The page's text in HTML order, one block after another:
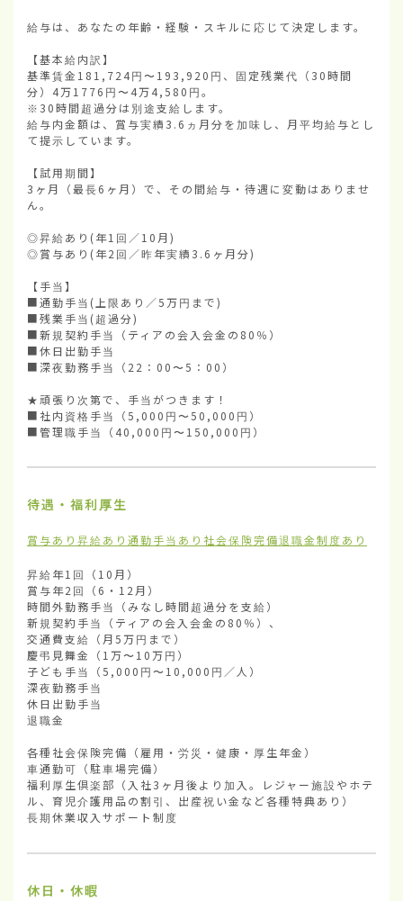
給与は、あなたの年齢・経験・スキルに応じて決定します。
【基本給内訳】
基準賃金181,724円〜193,920円、固定残業代（30時間
分）4万1776円〜4万4,580円。
※30時間超過分は別途支給します。
給与内金額は、賞与実績3.6ヵ月分を加味し、月平均給与とし
て提示しています。
【試用期間】
3ヶ月（最長6ヶ月）で、その間給与・待遇に変動はありませ
ん。
◎昇給あり(年1回／10月)
◎賞与あり(年2回／昨年実績3.6ヶ月分)
【手当】
■通勤手当(上限あり／5万円まで)
■残業手当(超過分)
■新規契約手当（ティアの会入会金の80％）
■休日出勤手当
■深夜勤務手当（22：00〜5：00）
★頑張り次第で、手当がつきます！
■社内資格手当（5,000円〜50,000円）
■管理職手当（40,000円〜150,000円）
待遇・福利厚生
賞与あり 昇給あり 通勤手当あり 社会保険完備退職金制度あり
昇給年1回（10月）
賞与年2回（6・12月）
時間外勤務手当（みなし時間超過分を支給）
新規契約手当（ティアの会入会金の80％）、
交通費支給（月5万円まで）
慶弔見舞金（1万〜10万円）
子ども手当（5,000円〜10,000円／人）
深夜勤務手当
休日出勤手当
退職金
各種社会保険完備（雇用・労災・健康・厚生年金）
車通勤可（駐車場完備）
福利厚生倶楽部（入社3ヶ月後より加入。レジャー施設やホテ
ル、育児介護用品の割引、出産祝い金など各種特典あり）
長期休業収入サポート制度
休日・休暇